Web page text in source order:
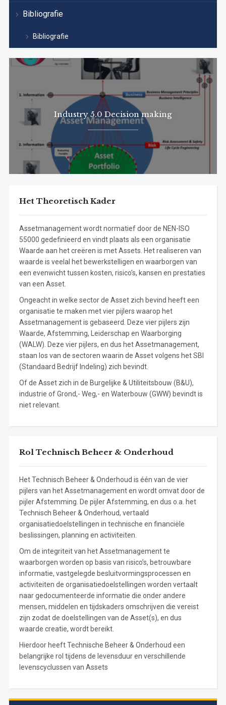
Bibliografie
Bibliografie
Industry 5.0 Decision making
Het Theoretisch Kader
Assetmanagement wordt normatief door de NEN-ISO
55000 gedefinieerd en vindt plaats als een organisatie
Waarde aan het creëren is met Assets. Het realiseren van
waarde is veelal het bewerkstelligen en waarborgen van
een evenwicht tussen kosten, risico’s, kansen en prestaties
van een Asset.
Ongeacht in welke sector de Asset zich bevind heeft een
organisatie te maken met vier pijlers waarop het
Assetmanagement is gebaseerd. Deze vier pijlers zijn
Waarde, Afstemming, Leiderschap en Waarborging
(WALW). Deze vier pijlers, en dus het Assetmanagement,
staan los van de sectoren waarin de Asset volgens het SBI
(Standaard Bedrijf Indeling) zich bevindt.
Of de Asset zich in de Burgelijke & Utiliteitsbouw (B&U),
industrie of Grond,- Weg,- en Waterbouw (GWW) bevindt is
niet relevant.
Rol Technisch Beheer & Onderhoud
Het Technisch Beheer & Onderhoud is één van de vier
pijlers van het Assetmanagement en wordt omvat door de
pijler Afstemming. De pijler Afstemming, en dus o.a. het
Technisch Beheer & Onderhoud, vertaald
organisatiedoelstellingen in technische en financiële
beslissingen, planning en activiteiten.
Om de integriteit van het Assetmanagement te
waarborgen worden op basis van risico’s, betrouwbare
informatie, vastgelegde besluitvormingsprocessen en
activiteiten de organisatiedoelstellingen worden vertaalt
naar gedocumenteerde informatie die onder andere
mensen, middelen en tijdskaders omschrijven die vereist
zijn zodat de doelstellingen van de Asset(s), en dus
waarde creatie, wordt bereikt.
Hierdoor heeft Technische Beheer & Onderhoud een
belangrijke rol tijdens de levensduur en verschillende
levenscyclussen van Assets